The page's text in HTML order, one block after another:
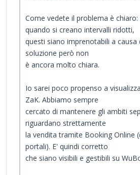
Come vedete il problema è chiaro:
quando si creano intervalli ridotti,
questi siano imprenotabili a causa
soluzione però non
è ancora molto chiara.
Io sarei poco propenso a
ZaK. Abbiamo sempre
cercato di mantenere gli ambiti
riguardano strettamente
la vendita tramite Booking Online
portali). E' quindi corretto
che siano visibili e gestibili su